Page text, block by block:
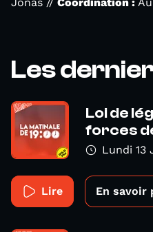
Les
Loi de
forces
Lundi 13
Lire En savoir